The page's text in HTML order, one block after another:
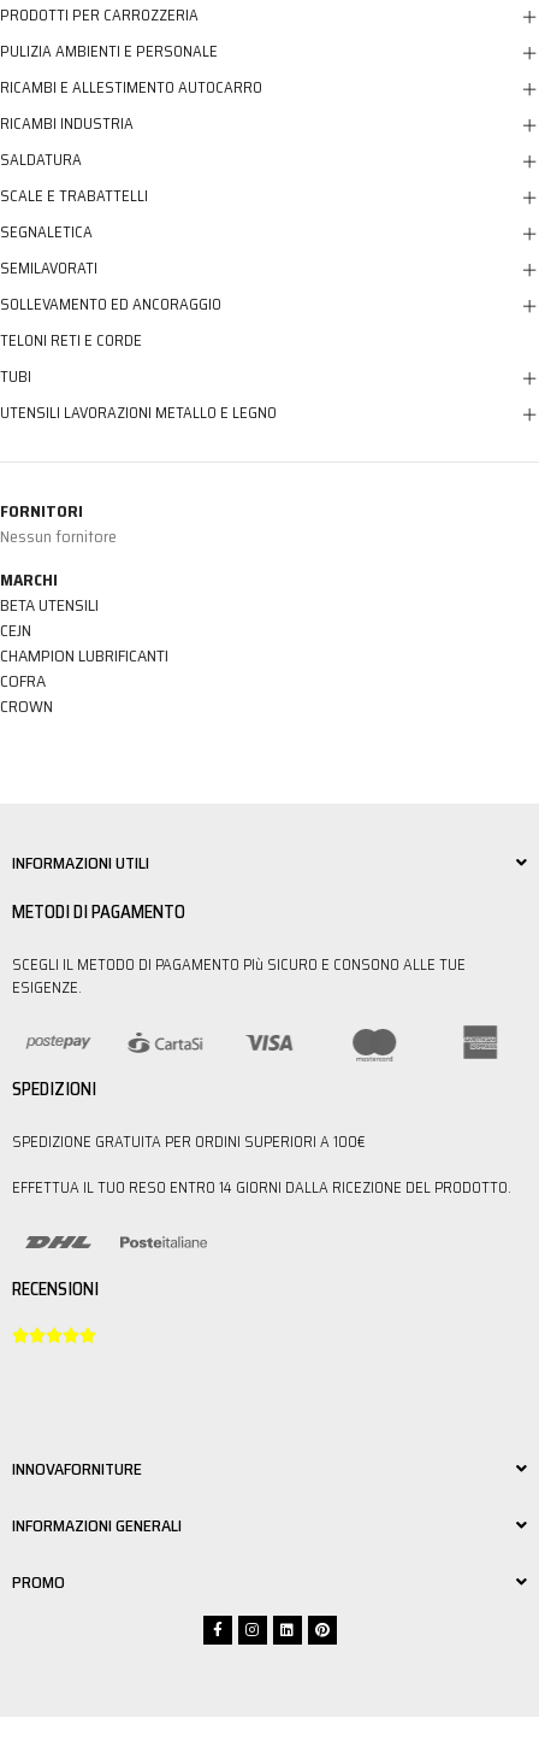
PRODOTTI PER CARROZZERIA
PULIZIA AMBIENTI E PERSONALE
RICAMBI E ALLESTIMENTO AUTOCARRO
RICAMBI INDUSTRIA
SALDATURA
SCALE E TRABATTELLI
SEGNALETICA
SEMILAVORATI
SOLLEVAMENTO ED ANCORAGGIO
TELONI RETI E CORDE
TUBI
UTENSILI LAVORAZIONI METALLO E LEGNO
FORNITORI
Nessun fornitore
MARCHI
BETA UTENSILI
CEJN
CHAMPION LUBRIFICANTI
COFRA
CROWN
INFORMAZIONI UTILI
METODI DI PAGAMENTO
SCEGLI IL METODO DI PAGAMENTO PIù SICURO E CONSONO ALLE TUE
ESIGENZE.
SPEDIZIONI
SPEDIZIONE GRATUITA PER ORDINI SUPERIORI A 100€
EFFETTUA IL TUO RESO ENTRO 14 GIORNI DALLA RICEZIONE DEL PRODOTTO.
RECENSIONI

INNOVAFORNITURE
INFORMAZIONI GENERALI
PROMO